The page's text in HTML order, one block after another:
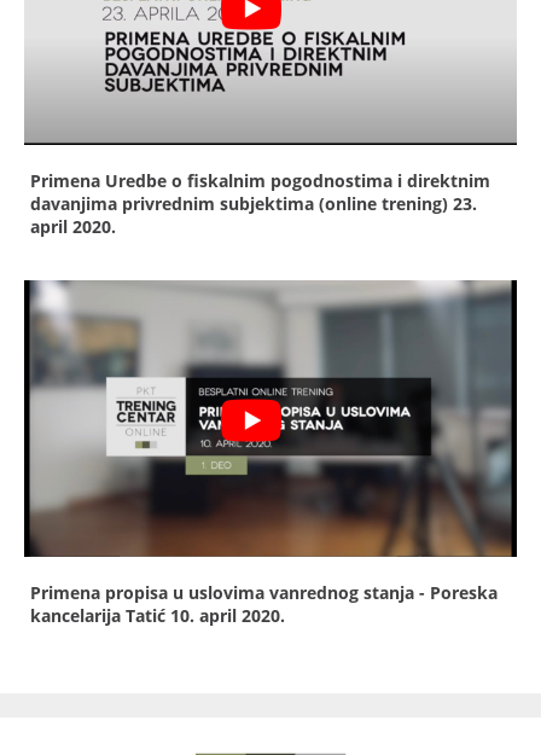
Primena Uredbe o fiskalnim pogodnostima i direktnim
davanjima privrednim subjektima (online trening) 23.
april 2020.
Primena propisa u uslovima vanrednog stanja - Poreska
kancelarija Tatić 10. april 2020.